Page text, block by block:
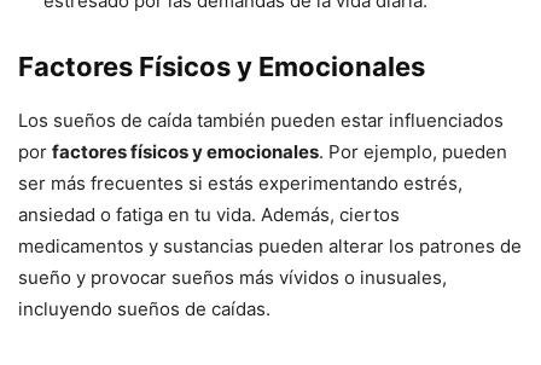
Factores Físicos y Emocionales
Los sueños de caída también pueden estar influenciados
por factores físicos y emocionales. Por ejemplo, pueden
ser más frecuentes si estás experimentando estrés,
ansiedad o fatiga en tu vida. Además, ciertos
medicamentos y sustancias pueden alterar los patrones de
sueño y provocar sueños más vívidos o inusuales,
incluyendo sueños de caídas.